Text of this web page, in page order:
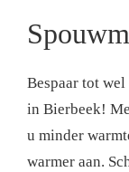
Bespaar tot
in Bierbeek!
u minder
warmer aan.